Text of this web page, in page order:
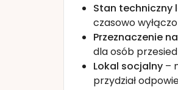
Stan techniczny
czasowo
Przeznaczenie
dla osób
Lokal socjalny –
przydział